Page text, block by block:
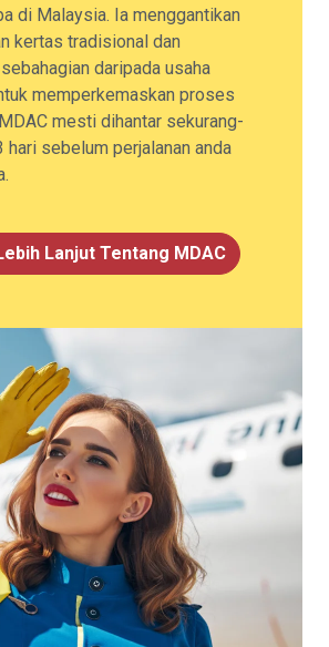
di Malaysia. Ia menggantikan
kertas tradisional dan
daripada usaha
memperkemaskan proses
mesti dihantar sekurang-
hari sebelum perjalanan anda
Lanjut Tentang MDAC